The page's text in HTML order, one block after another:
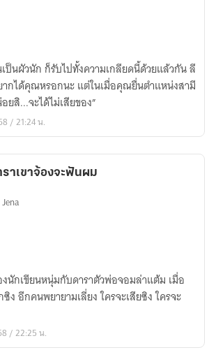
ป็นผัวนัก ก็รับไปทั้งความเกลียดนี้ด้วยแล้วกัน ลี
ากได้คุณหรอกนะ แต่ในเมื่อคุณยื่นตำแหน่งสามี
ยสิ...จะได้ไม่เสียของ”
/ 21:24 น.
าเขาจ้องจะฟันผม
งนักเขียนหนุ่มกับดาราตัวพ่อจอมล่าแต้ม เมื่อ
ง อีกคนพยายามเลี่ยง ใครจะเสียซิง ใครจะ
/ 22:25 น.